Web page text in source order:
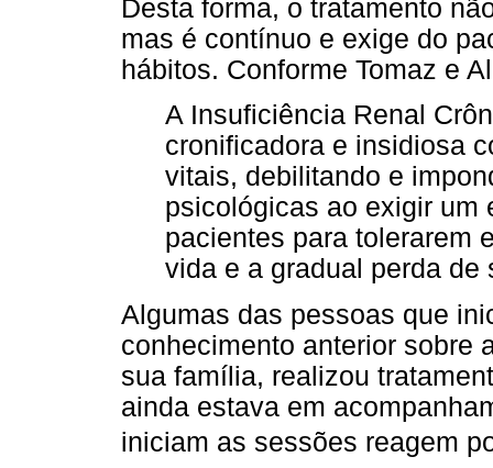
Desta forma, o tratamento
mas é contínuo e exige do
hábitos. Conforme Tomaz e
A Insuficiência Renal
cronificadora e insidiosa
vitais, debilitando e
psicológicas ao exigir um
pacientes para tolerarem
vida e a gradual perda de
Algumas das pessoas que
conhecimento anterior sobre
sua família, realizou
ainda estava em
iniciam as sessões reagem